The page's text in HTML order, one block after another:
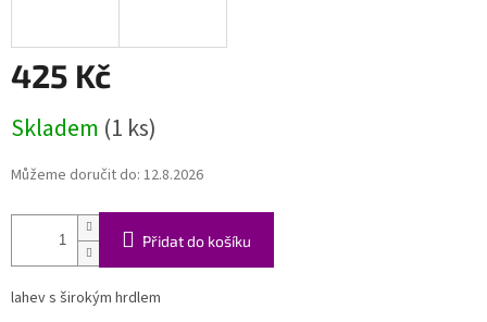
425 Kč
cena:
Skladem (1 ks)
Můžeme doručit do: 12.8.2026
Přidat do košíku
lahev s širokým hrdlem